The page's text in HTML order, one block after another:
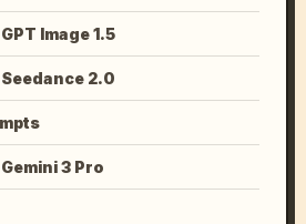
Image 1.5
2.0
3 Pro